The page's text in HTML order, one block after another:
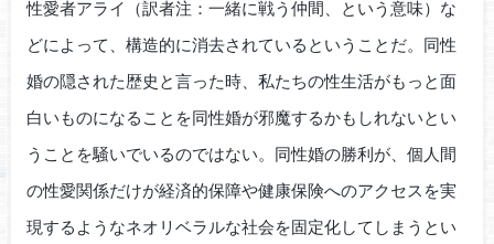
性愛者アライ（訳者注：一緒に戦う仲間、という意味）な
どによって、構造的に消去されているということだ。同性
婚の隠された歴史と言った時、私たちの性生活がもっと面
白いものになることを同性婚が邪魔するかもしれないとい
うことを騒いでいるのではない。同性婚の勝利が、個人間
の性愛関係だけが経済的保障や健康保険へのアクセスを実
現するようなネオリベラルな社会を固定化してしまうとい